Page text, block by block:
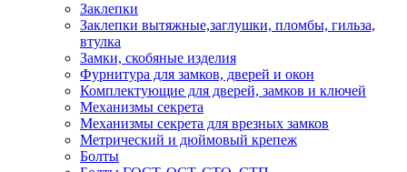
Заклепки
Заклепки вытяжные,заглушки, пломбы, гильза,
втулка
Замки, скобяные изделия
Фурнитура для замков, дверей и окон
Комплектующие для дверей, замков и ключей
Механизмы секрета
Механизмы секрета для врезных замков
Метрический и дюймовый крепеж
Болты